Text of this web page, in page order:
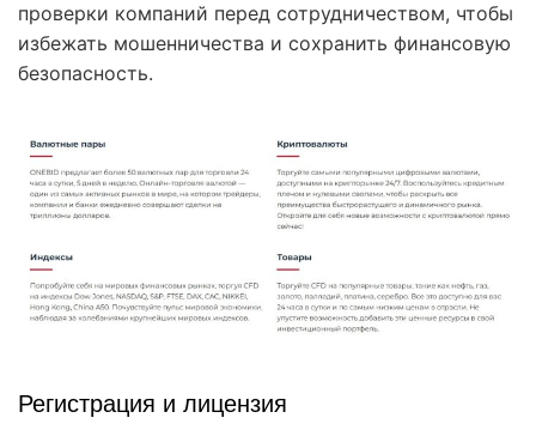
проверки компаний перед сотрудничеством, чтобы
избежать мошенничества и сохранить финансовую
безопасность.
Регистрация и лицензия